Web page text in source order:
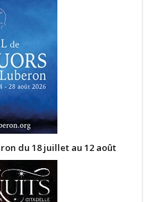
du 18 juillet au 12 août